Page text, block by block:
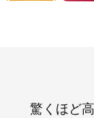
驚くほど